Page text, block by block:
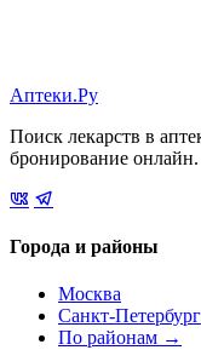
Аптеки.Ру
Поиск лекарств в
бронирование онлайн.
Города и районы
Москва
Санкт-Петербург
По районам →